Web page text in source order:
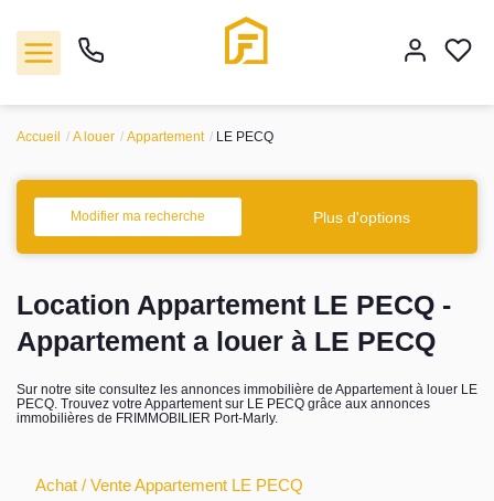
Vente
Location
Biens vendus
Estimation
Agence
Accueil A louer Appartement LE PECQ
Modifier ma recherche Plus d'options
Location Appartement LE PECQ -
Appartement a louer à LE PECQ
Sur notre site consultez les annonces immobilière de Appartement à louer LE
PECQ. Trouvez votre Appartement sur LE PECQ grâce aux annonces
immobilières de FRIMMOBILIER Port-Marly.
Achat / Vente Appartement LE PECQ